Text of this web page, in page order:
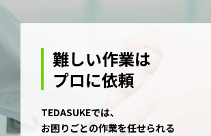
難しい作業は
プロに依頼
TEDASUKEでは、
お困りごとの作業を任せられる